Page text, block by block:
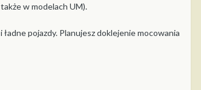
w modelach UM).
pojazdy. Planujesz doklejenie mocowania